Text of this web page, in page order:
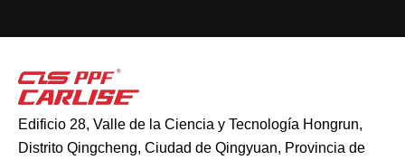
Edificio 28, Valle de la Ciencia y Tecnología Hongrun,
Distrito Qingcheng, Ciudad de Qingyuan, Provincia de